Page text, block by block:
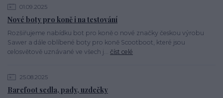
01.09.2025
Nové boty pro koně i na testování
Rozšiřujeme nabídku bot pro koně o nové značky českou výrobu
Sawer a dále oblíbené boty pro koně Scootboot, které jsou
celosvětově uznávané ve všech j... číst celé
25.08.2025
Barefoot sedla, pady, uzdečky